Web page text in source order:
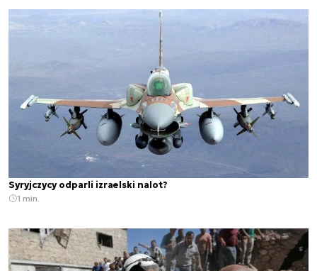
Syryjczycy odparli izraelski nalot?
1 min.